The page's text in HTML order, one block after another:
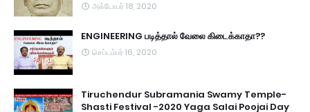
அக்டோபர் 18, 2020
ENGINEERING படித்தால் வேலை கிடைக்காதா??
செப்டம்பர் 16, 2020
Tiruchendur Subramania Swamy Temple-
Shasti Festival -2020 Yaga Salai Poojai Day